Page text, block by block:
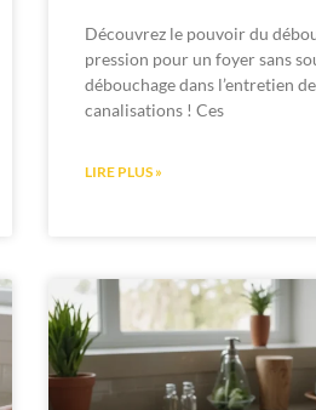
Découvrez le pouvoir du
pression pour un foyer sans
débouchage dans l’entretien
canalisations ! Ces
LIRE PLUS »